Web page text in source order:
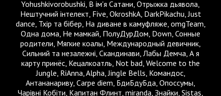
Yohushkivorobushki, В ім'я Сатани, Отрыжка дьявола,
Нештучний інтелект, Five, OkroshkA, DarkPikachu, Just
dance, Тхір та бібер, На диване в камуфляже, omgTeam,
Одна дома, Не мамкай, ПолуДурДом, Down, Сонные
родители, Мягкие коалы, Международный девичник,
Сильний та незалежні, Скандинави, Лабы Демча, А я
карту принёс, Кецалкоатль, Not bad, Welcome to the
Jungle, RiAnna, Alpha, Jingle Bells, Командос,
Антананариву, Carpe diem, БдиБдуБда, Опоссумы,
Чарівні Кобіти, Капитан Флинт, miranda, Знайки, Sistas,